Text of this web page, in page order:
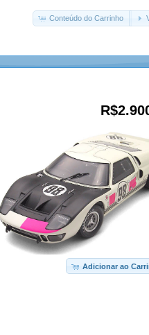
Conteúdo do Carrinho
Adicionar ao